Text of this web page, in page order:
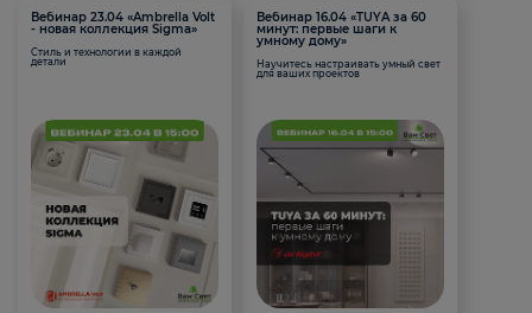
Вебинар 23.04 «Ambrella Volt
- новая коллекция Sigma»
Стиль и технологии в каждой
детали
Вебинар 16.04 «TUYA за 60
минут: первые шаги к
умному дому»
Научитесь настраивать умный свет
для ваших проектов